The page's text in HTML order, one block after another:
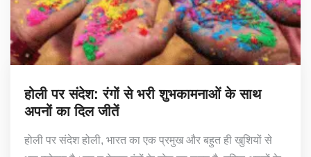
होली पर संदेश: रंगों से भरी शुभकामनाओं के साथ
अपनों का दिल जीतें
होली पर संदेश होली, भारत का एक प्रमुख और बहुत ही खुशियों से